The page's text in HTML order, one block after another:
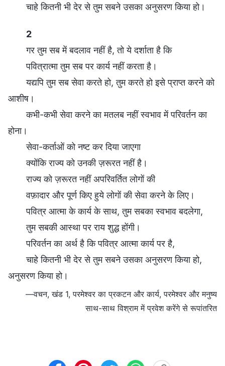
चाहे कितनी भी देर से तुम सबने उसका अनुसरण किया हो।
2
गर तुम सब में बदलाव नहीं है, तो ये दर्शाता है कि
पवित्रात्मा तुम सब पर कार्य नहीं करता है।
यद्यपि तुम सब सेवा करते हो, तुम करते हो इसे प्राप्त करने को
आशीष।
कभी-कभी सेवा करने का मतलब नहीं स्वभाव में परिवर्तन का
होना।
सेवा-कर्ताओं को नष्ट कर दिया जाएगा
क्योंकि राज्य को उनकी ज़रूरत नहीं है।
राज्य को ज़रूरत नहीं अपरिवर्तित लोगों की
वफ़ादार और पूर्ण किए हुये लोगों की सेवा करने के लिए।
पवित्र आत्मा के कार्य के साथ, तुम सबका स्वभाव बदलेगा,
तुम सबकी आस्था पर राय शुद्ध होंगी।
परिवर्तन का अर्थ है कि पवित्र आत्मा कार्य पर है,
चाहे कितनी भी देर से तुम सबने उसका अनुसरण किया हो,
अनुसरण किया हो।
—वचन, खंड 1, परमेश्वर का प्रकटन और कार्य, परमेश्वर और मनुष्य
साथ-साथ विश्राम में प्रवेश करेंगे से रूपांतरित